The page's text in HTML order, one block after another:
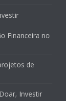
Financeira no
de
Investir